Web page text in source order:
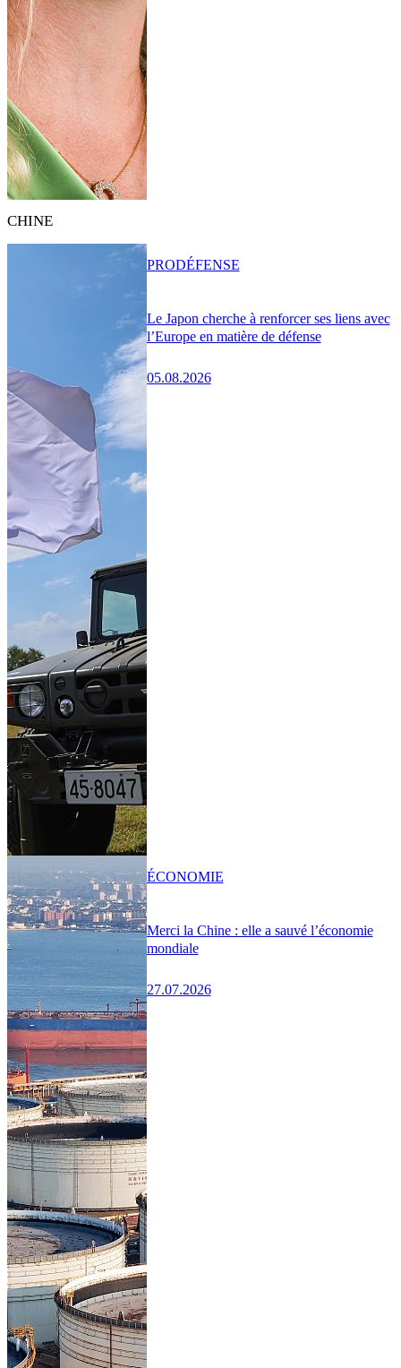
CHINE
Le Japon cherche à renforcer ses liens avec
l’Europe en matière de défense
05.08.2026
PRODÉFENSE
Merci la Chine : elle a sauvé l’économie
mondiale
27.07.2026
ÉCONOMIE